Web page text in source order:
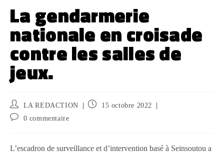
La gendarmerie
nationale en croisade
contre les salles de
jeux.
LA REDACTION
15 octobre 2022
0 commentaire
L’escadron de surveillance et d’intervention basé à Seinsoutou a